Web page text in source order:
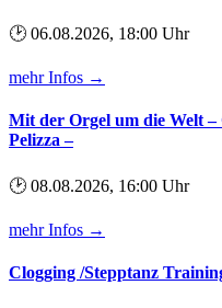
🕑 06.08.2026, 18:00 Uhr
mehr Infos →
Mit der Orgel um die Welt
Pelizza –
🕑 08.08.2026, 16:00 Uhr
mehr Infos →
Clogging /Stepptanz